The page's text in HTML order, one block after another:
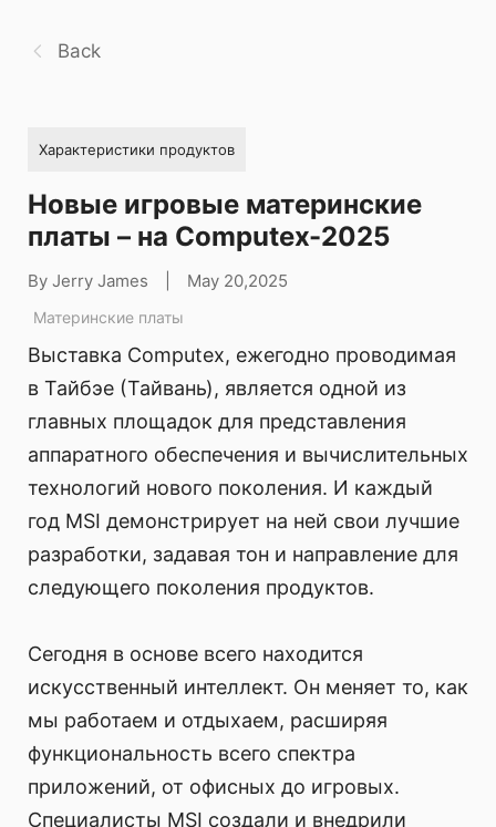
Back
Характеристики продуктов
Новые игровые материнские
платы – на Computex-2025
By Jerry James May 20,2025
Материнские платы
Выставка Computex, ежегодно проводимая
в Тайбэе (Тайвань), является одной из
главных площадок для представления
аппаратного обеспечения и вычислительных
технологий нового поколения. И каждый
год MSI демонстрирует на ней свои лучшие
разработки, задавая тон и направление для
следующего поколения продуктов.
Сегодня в основе всего находится
искусственный интеллект. Он меняет то, как
мы работаем и отдыхаем, расширяя
функциональность всего спектра
приложений, от офисных до игровых.
Специалисты MSI создали и внедрили